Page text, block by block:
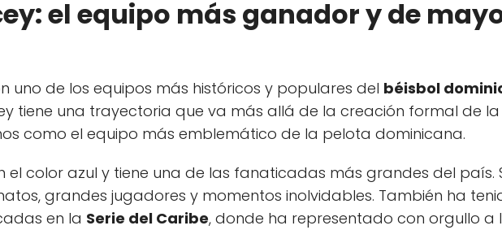
el equipo más ganador y de
uno de los equipos más históricos y populares del béisbol
tiene una trayectoria que va más allá de la creación formal de la
como el equipo más emblemático de la pelota dominicana.
el color azul y tiene una de las fanaticadas más grandes del país.
grandes jugadores y momentos inolvidables. También ha
en la Serie del Caribe, donde ha representado con orgullo a